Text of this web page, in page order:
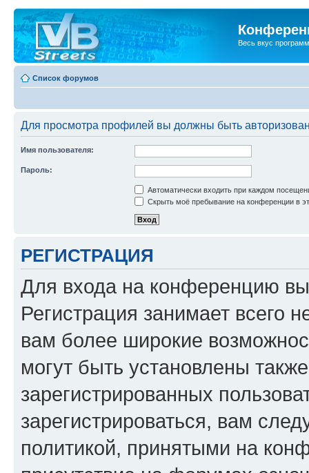
Весь вкус
Список форумов
Для просмотра профилей вы должны быть
Имя пользователя:
Пароль:
Автоматически входить при каждом
Скрыть моё пребывание на конференции в
РЕГИСТРАЦИЯ
Для входа на конференцию
Регистрация занимает всего
вам более широкие
могут быть установлены
зарегистрированных
зарегистрироваться, вам
политикой, принятыми на